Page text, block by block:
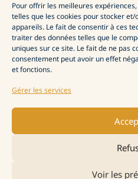
Pour offrir les meilleures
telles que les cookies pour stocker
appareils. Le fait de consentir à ces
traiter des données telles que le
uniques sur ce site. Le fait de ne pas
consentement peut avoir un effet
et fonctions.
Gérer les services
Voir les
La Maison
Politique de
Politique de